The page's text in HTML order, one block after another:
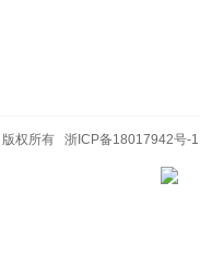
版权所有 浙ICP备18017942号-1